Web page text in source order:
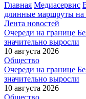
Главная Медиасервис
длинные маршруты на
Лента новостей
Очереди на границе
значительно выросли
10 августа 2026
Общество
Очереди на границе
значительно выросли
10 августа 2026
Общество